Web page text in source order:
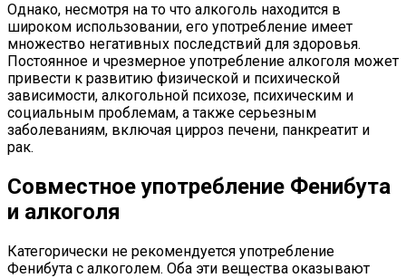
Однако, несмотря на то что алкоголь находится в
широком использовании, его употребление имеет
множество негативных последствий для здоровья.
Постоянное и чрезмерное употребление алкоголя может
привести к развитию физической и психической
зависимости, алкогольной психозе, психическим и
социальным проблемам, а также серьезным
заболеваниям, включая цирроз печени, панкреатит и
рак.
Совместное употребление Фенибута
и алкоголя
Категорически не рекомендуется употребление
Фенибута с алкоголем. Оба эти вещества оказывают